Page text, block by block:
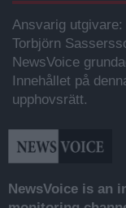
Ansvarig utgivare:
Torbjörn
NewsVoice
Innehållet på
upphovsrätt.
NewsVoice is an